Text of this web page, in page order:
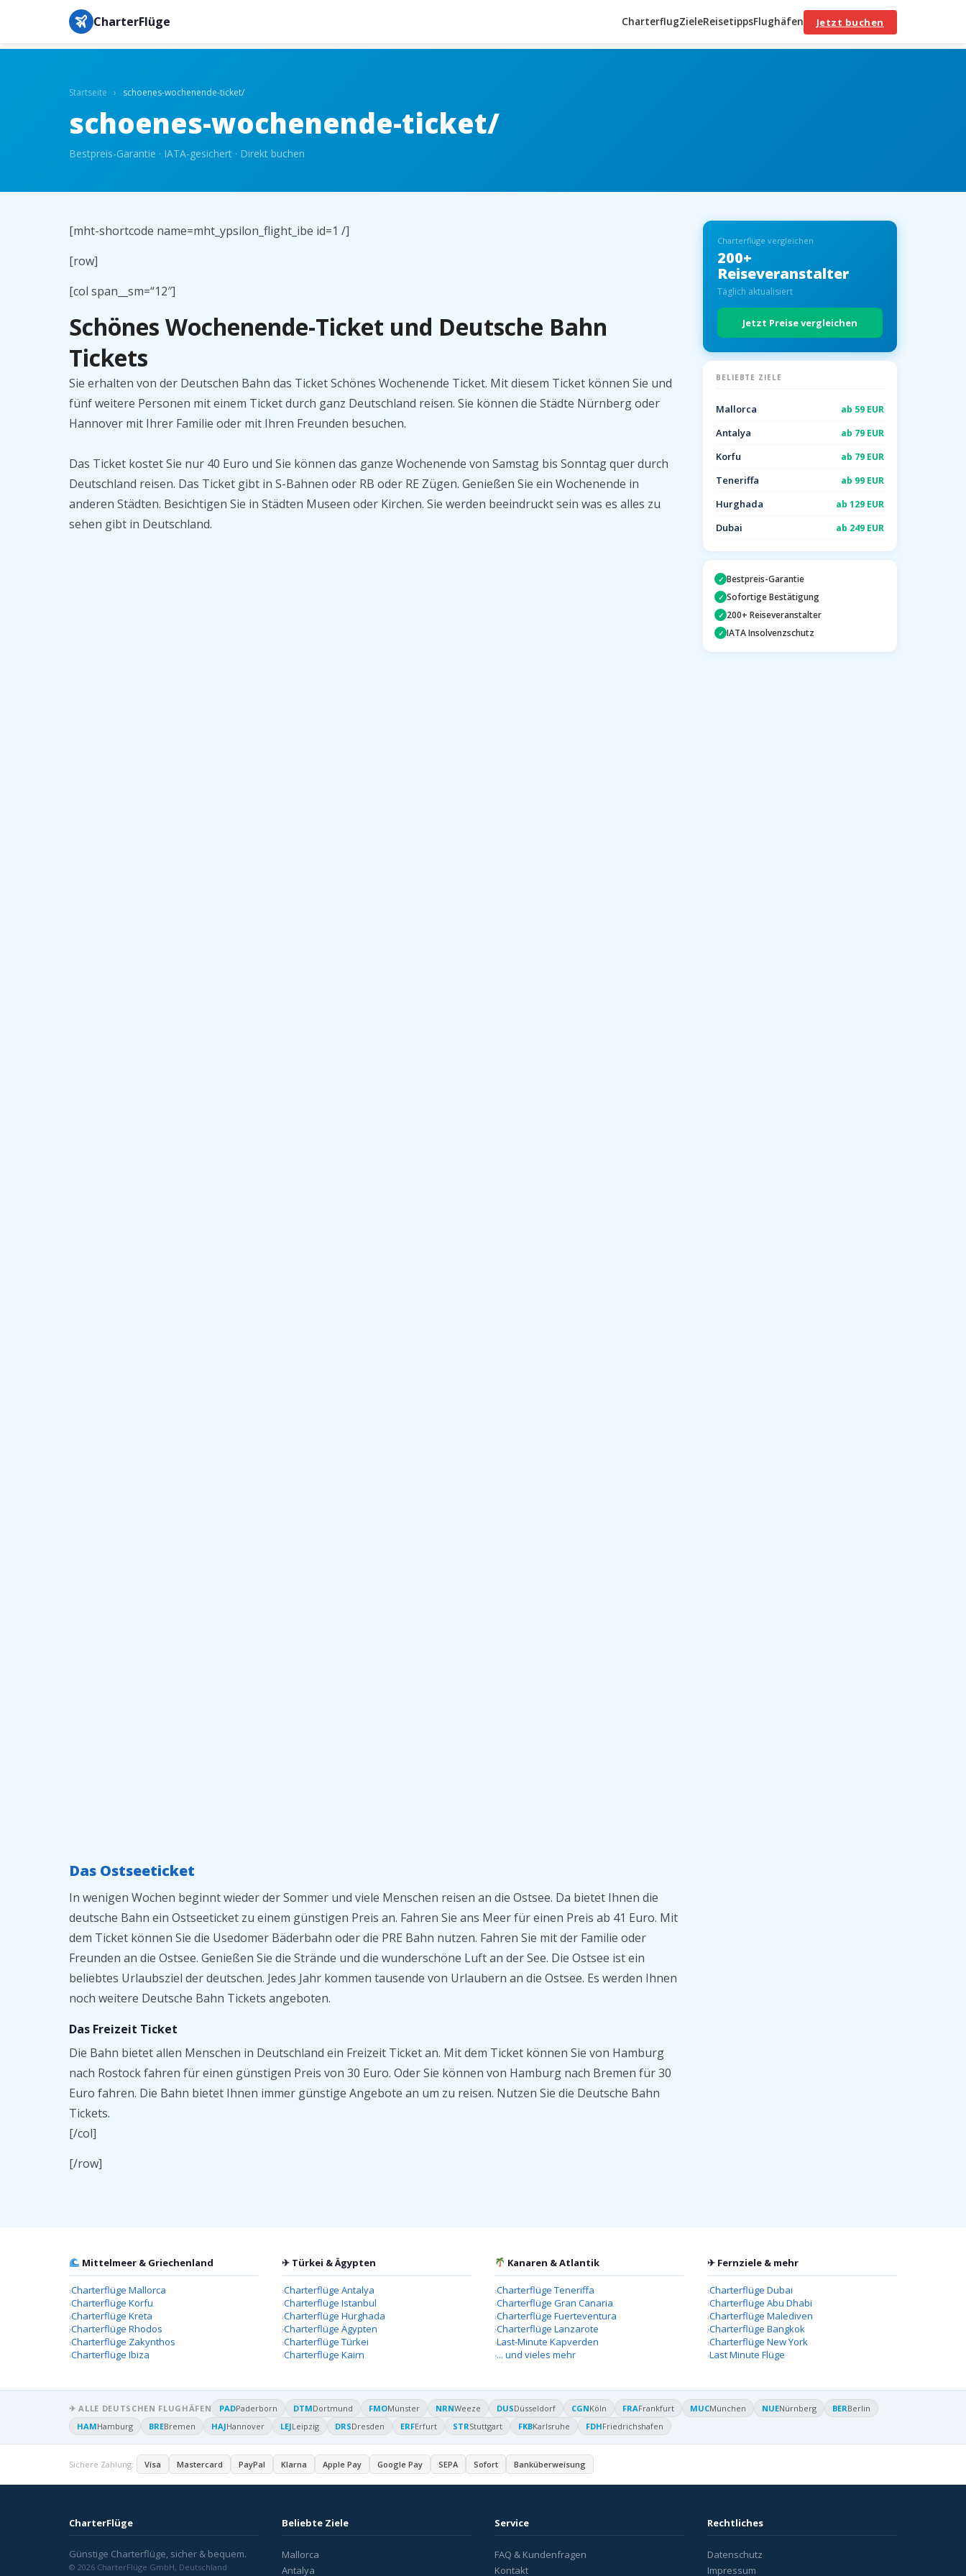
CharterFlüge CharterflugZieleReisetippsFlughäfen Jetzt buchen
Startseite › schoenes-wochenende-ticket/
schoenes-wochenende-ticket/
Bestpreis-Garantie · IATA-gesichert · Direkt buchen
[mht-shortcode name=mht_ypsilon_flight_ibe id=1 /]
[row]
[col span__sm=“12″]
Schönes Wochenende-Ticket und Deutsche Bahn
Tickets
Sie erhalten von der Deutschen Bahn das Ticket Schönes Wochenende Ticket. Mit diesem Ticket können Sie und
fünf weitere Personen mit einem Ticket durch ganz Deutschland reisen. Sie können die Städte Nürnberg oder
Hannover mit Ihrer Familie oder mit Ihren Freunden besuchen.
Das Ticket kostet Sie nur 40 Euro und Sie können das ganze Wochenende von Samstag bis Sonntag quer durch
Deutschland reisen. Das Ticket gibt in S-Bahnen oder RB oder RE Zügen. Genießen Sie ein Wochenende in
anderen Städten. Besichtigen Sie in Städten Museen oder Kirchen. Sie werden beeindruckt sein was es alles zu
sehen gibt in Deutschland.
Das Ostseeticket
In wenigen Wochen beginnt wieder der Sommer und viele Menschen reisen an die Ostsee. Da bietet Ihnen die
deutsche Bahn ein Ostseeticket zu einem günstigen Preis an. Fahren Sie ans Meer für einen Preis ab 41 Euro. Mit
dem Ticket können Sie die Usedomer Bäderbahn oder die PRE Bahn nutzen. Fahren Sie mit der Familie oder
Freunden an die Ostsee. Genießen Sie die Strände und die wunderschöne Luft an der See. Die Ostsee ist ein
beliebtes Urlaubsziel der deutschen. Jedes Jahr kommen tausende von Urlaubern an die Ostsee. Es werden Ihnen
noch weitere Deutsche Bahn Tickets angeboten.
Das Freizeit Ticket
Die Bahn bietet allen Menschen in Deutschland ein Freizeit Ticket an. Mit dem Ticket können Sie von Hamburg
nach Rostock fahren für einen günstigen Preis von 30 Euro. Oder Sie können von Hamburg nach Bremen für 30
Euro fahren. Die Bahn bietet Ihnen immer günstige Angebote an um zu reisen. Nutzen Sie die Deutsche Bahn
Tickets.
[/col]
[/row]
Charterflüge vergleichen
200+
Reiseveranstalter
Täglich aktualisiert
Jetzt Preise vergleichen
BELIEBTE ZIELE
Mallorca ab 59 EUR
Antalya ab 79 EUR
Korfu ab 79 EUR
Teneriffa ab 99 EUR
Hurghada ab 129 EUR
Dubai ab 249 EUR
✓ Bestpreis-Garantie
✓ Sofortige Bestätigung
✓ 200+ Reiseveranstalter
✓ IATA Insolvenzschutz
Mittelmeer & Griechenland
Charterflüge Mallorca
Charterflüge Korfu
Charterflüge Kreta
Charterflüge Rhodos
Charterflüge Zakynthos
Charterflüge Ibiza
✈ Türkei & Ägypten
Charterflüge Antalya
Charterflüge Istanbul
Charterflüge Hurghada
Charterflüge Ägypten
Charterflüge Türkei
Charterflüge Kairn
Kanaren & Atlantik
Charterflüge Teneriffa
Charterflüge Gran Canaria
Charterflüge Fuerteventura
Charterflüge Lanzarote
Last-Minute Kapverden
... und vieles mehr
✈ Fernziele & mehr
Charterflüge Dubai
Charterflüge Abu Dhabi
Charterflüge Malediven
Charterflüge Bangkok
Charterflüge New York
Last Minute Flüge
✈ ALLE DEUTSCHEN FLUGHÄFEN PADPaderborn DTMDortmund FMOMünster NRNWeeze DUSDüsseldorf CGNKöln FRAFrankfurt MUCMünchen NUENürnberg BERBerlin
HAMHamburg BREBremen HAJHannover LEJLeipzig DRSDresden ERFErfurt STRStuttgart FKBKarlsruhe FDHFriedrichshafen
Sichere Zahlung: Visa Mastercard PayPal Klarna Apple Pay Google Pay SEPA Sofort Banküberweisung
CharterFlüge
Günstige Charterflüge, sicher & bequem.
© 2026 CharterFlüge GmbH, Deutschland
Beliebte Ziele
Mallorca
Antalya
Service
FAQ & Kundenfragen
Kontakt
Rechtliches
Datenschutz
Impressum